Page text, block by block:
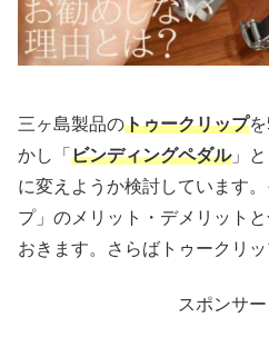
三ヶ島製品のトゥークリップ
かし「 ビンディングペダル」と
に変えようか検討しています
プ」のメリット・デメリット
おきます。さらばトゥークリ
スポンサ